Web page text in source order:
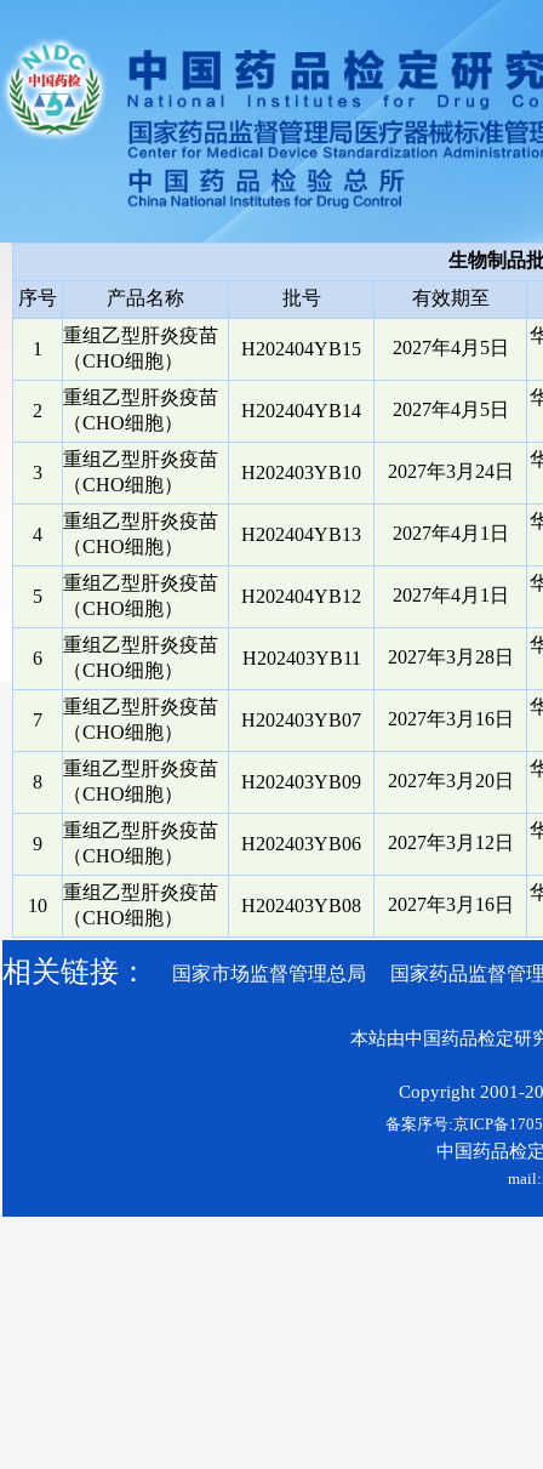
生物制品
序号
产品名称 批号 有效期至
1
重组乙型肝炎疫苗
（CHO细胞）
H202404YB15 2027年4月5日
2
重组乙型肝炎疫苗
（CHO细胞）
H202404YB14 2027年4月5日
3
重组乙型肝炎疫苗
（CHO细胞）
H202403YB10 2027年3月24日
4
重组乙型肝炎疫苗
（CHO细胞）
H202404YB13 2027年4月1日
5
重组乙型肝炎疫苗
（CHO细胞）
H202404YB12 2027年4月1日
6
重组乙型肝炎疫苗
（CHO细胞）
H202403YB11 2027年3月28日
7
重组乙型肝炎疫苗
（CHO细胞）
H202403YB07 2027年3月16日
8
重组乙型肝炎疫苗
（CHO细胞）
H202403YB09 2027年3月20日
9
重组乙型肝炎疫苗
（CHO细胞）
H202403YB06 2027年3月12日
10
重组乙型肝炎疫苗
（CHO细胞）
H202403YB08 2027年3月16日
相关链接： 国家市场监督管理总局 国家药品监督管
本站由中国药品检定研
Copyright 2001-
备案序号:京ICP备
中国药品检